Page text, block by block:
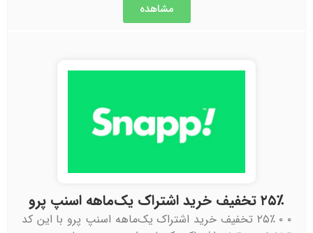
مشاهده
۲۵٪ تخفیف خرید اشتراک یک‌ماهه اسنپ پرو
۰ ۰ ۲۵٪ تخفیف خرید اشتراک یک‌ماهه اسنپ پرو با این کد